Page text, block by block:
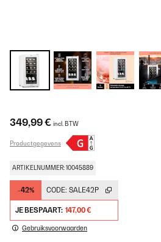
349,99 € incl. BTW
Productgegevens
ARTIKELNUMMER: 10045889
-42% CODE: SALE42P
JE BESPAART: 147,00 €
Gebruiksvoorwaarden